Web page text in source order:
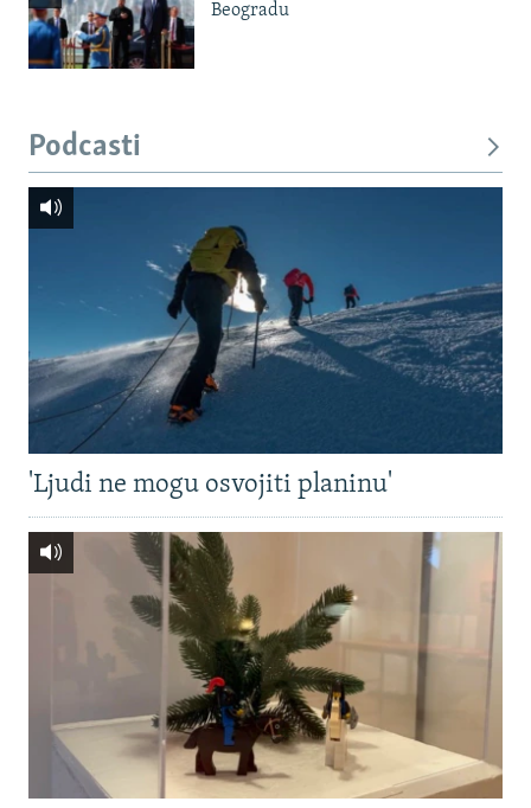
Beogradu
Podcasti
'Ljudi ne mogu osvojiti planinu'